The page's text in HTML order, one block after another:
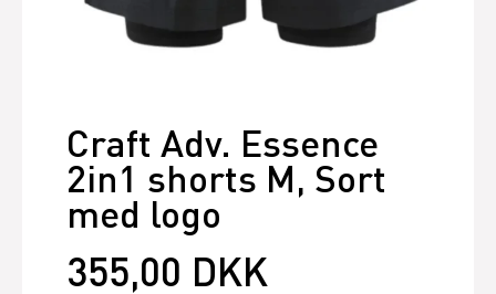
Craft Adv. Essence
2in1 shorts M, Sort
med logo
355,00 DKK